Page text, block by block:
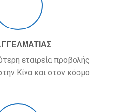
εταιρεία προβολής
Κίνα και στον κόσμο